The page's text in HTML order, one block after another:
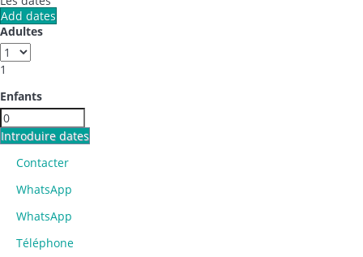
Add dates
Adultes
1
Enfants
Introduire dates
Contacter
WhatsApp
WhatsApp
Téléphone